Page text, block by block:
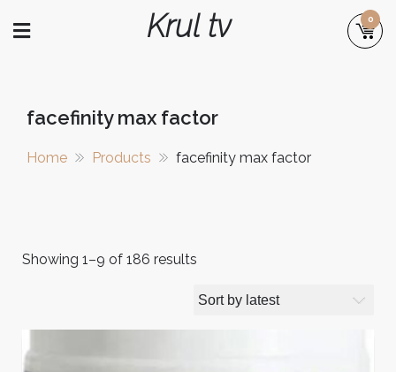
Krul tv 0
facefinity max factor
Home Products facefinity max factor
Showing 1–9 of 186 results